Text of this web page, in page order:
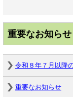
重要なお知らせ
令和８年７月以降
重要なお知らせ